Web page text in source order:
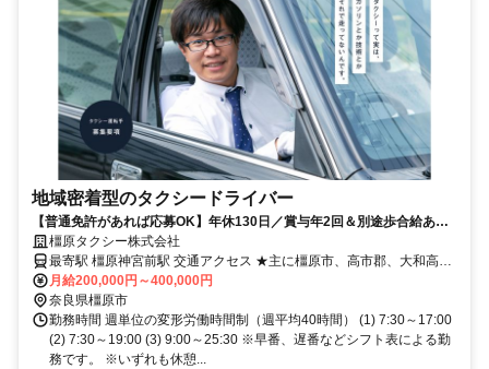
地域密着型のタクシードライバー
【普通免許があれば応募OK】年休130日／賞与年2回＆別途歩合給あり
／年齢不問／流し営業なし
橿原タクシー株式会社
最寄駅 橿原神宮前駅 交通アクセス ★主に橿原市、高市郡、大和高田
市を中心に地域密着で対応しています
月給200,000円～400,000円
奈良県橿原市
勤務時間 週単位の変形労働時間制（週平均40時間） (1) 7:30～17:00
(2) 7:30～19:00 (3) 9:00～25:30 ※早番、遅番などシフト表による勤
務です。 ※いずれも休憩...